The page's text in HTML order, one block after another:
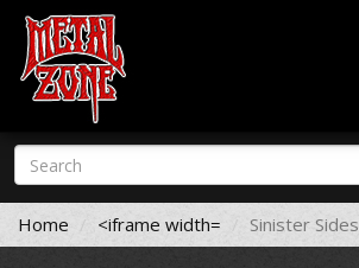
Skip
main
content
Search
form
Search
Home <iframe width= Sinister Sides